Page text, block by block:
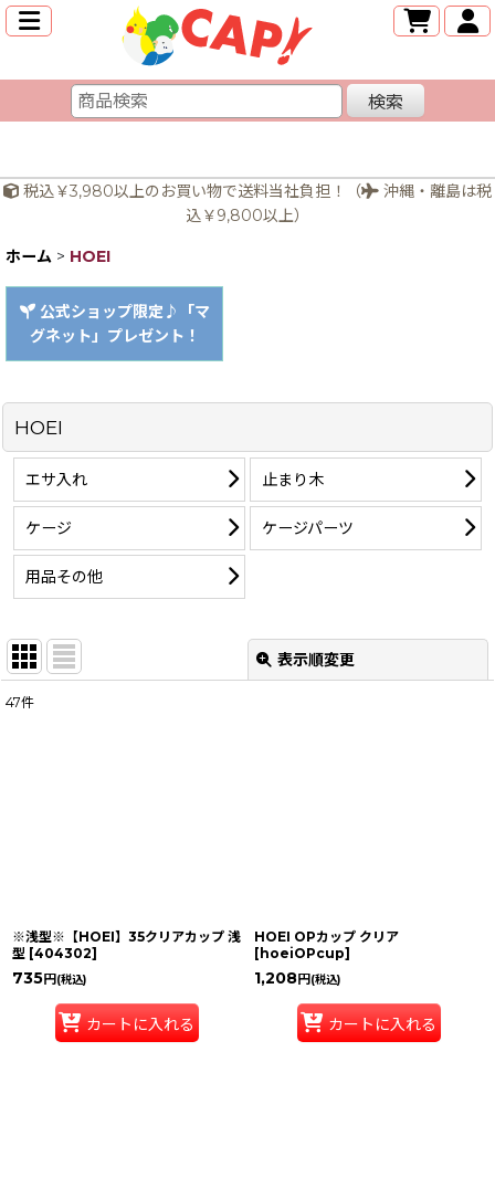
検索
税込￥3,980以上のお買い物で送料当社負担！（
沖縄・離島は税
込￥9,800以上）
ホーム > HOEI
公式ショップ限定♪「マ
グネット」プレゼント！
HOEI
エサ入れ 止まり木
ケージ ケージパーツ
用品その他
表示順変更
47件
※浅型※【HOEI】35クリアカップ 浅
型 [404302]
735円 (税込)
カートに入れる
HOEI OPカップ クリア
[ hoeiOPcup]
1,208円 (税込)
カートに入れる